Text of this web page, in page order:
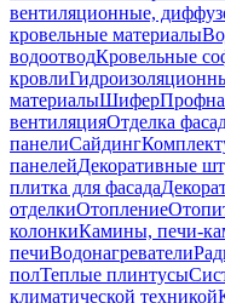
вентиляционные,
кровельные материалы
водоотводКровельные
кровли
материалыШифер
вентиляцияОтделка
панелиСайдинг
панелейДекоративные
плитка для фасада
отделкиОтопление
колонкиКамины, печи-
печиВодонагреватели
полТеплые плинтусы
климатической техникой